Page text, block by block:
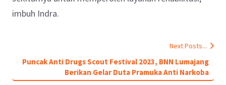
imbuh Indra.
Next Posts...
Puncak Anti Drugs Scout Festival 2023, BNN Lumajang
Berikan Gelar Duta Pramuka Anti Narkoba